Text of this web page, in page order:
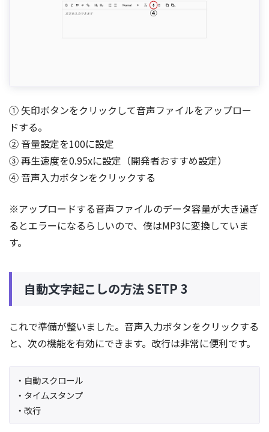
① 矢印ボタンをクリックして音声ファイルをアップロー
ドする。
② 音量設定を100に設定
③ 再生速度を0.95xに設定（開発者おすすめ設定）
④ 音声入力ボタンをクリックする
※アップロードする音声ファイルのデータ容量が大き過ぎ
るとエラーになるらしいので、僕はMP3に変換していま
す。
自動文字起こしの方法 SETP 3
これで準備が整いました。音声入力ボタンをクリックする
と、次の機能を有効にできます。改行は非常に便利です。
・自動スクロール
・タイムスタンプ
・改行